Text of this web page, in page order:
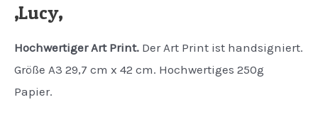
‚Lucy‚
Hochwertiger Art Print. Der Art Print ist handsigniert.
Größe A3 29,7 cm x 42 cm. Hochwertiges 250g
Papier.